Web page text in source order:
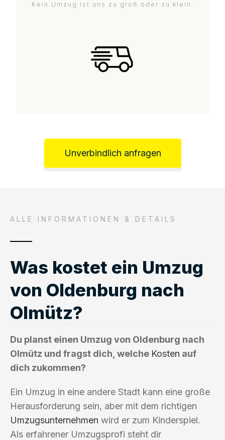
Kein Umzug ist uns zu groß oder zu klein.
Unverbindlich anfragen
ALLE INFORMATIONEN & DETAILS
Was kostet ein Umzug
von Oldenburg nach
Olmütz?
Du planst einen Umzug von Oldenburg nach
Olmütz und fragst dich, welche Kosten auf
dich zukommen?
Ein Umzug in eine andere Stadt kann eine große
Herausforderung sein, aber mit dem richtigen
Umzugsunternehmen wird er zum Kinderspiel.
Als erfahrener Umzugsprofi steht dir